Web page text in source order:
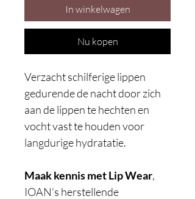
In winkelwagen
Nu kopen
Verzacht schilferige lippen
gedurende de nacht door zich
aan de lippen te hechten en
vocht vast te houden voor
langdurige hydratatie.
Maak kennis met Lip Wear,
IOAN’s herstellende